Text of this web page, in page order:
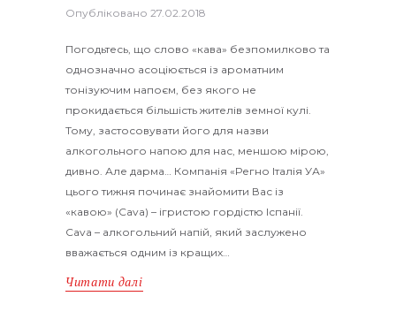
Опубліковано 27.02.2018
Погодьтесь, що слово «кава» безпомилково та
однозначно асоціюється із ароматним
тонізуючим напоєм, без якого не
прокидається більшість жителів земної кулі.
Тому, застосовувати його для назви
алкогольного напою для нас, меншою мірою,
дивно. Але дарма… Компанія «Регно Італія УА»
цього тижня починає знайомити Вас із
«кавою» (Cava) – ігристою гордістю Іспанії.
Cava – алкогольний напій, який заслужено
вважається одним із кращих…
Читати далі